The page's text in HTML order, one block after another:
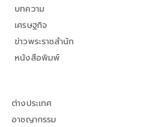
บทความ
เศรษฐกิจ
ข่าวพระราชสำนัก
หนังสือพิมพ์
ต่างประเทศ
อาชญากรรม